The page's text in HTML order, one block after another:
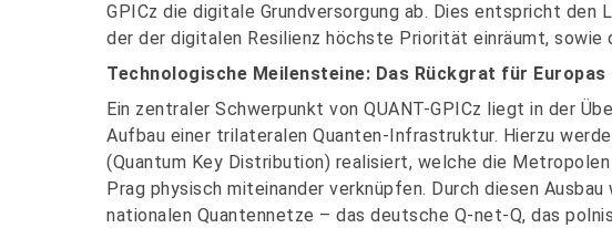
GPICz die digitale Grundversorgung ab. Dies entspricht
der der digitalen Resilienz höchste Priorität einräumt, sowie
Technologische Meilensteine: Das Rückgrat für
Ein zentraler Schwerpunkt von QUANT-GPICz liegt in der
Aufbau einer trilateralen Quanten-Infrastruktur. Hierzu
(Quantum Key Distribution) realisiert, welche die Metropolen
Prag physisch miteinander verknüpfen. Durch diesen
nationalen Quantennetze – das deutsche Q-net-Q, das